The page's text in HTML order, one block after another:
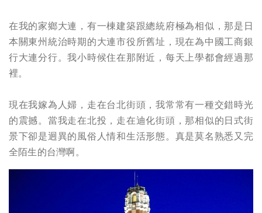
在我的家鄉大連，有一棟建築跟總統府極為相似，那是日
本關東州統治時期的大連市役所舊址，現在為中國工商銀
行大連分行。我小時候住在那附近，每天上學都會經過那
裡。
現在我嫁為人婦，走在台北街頭，我常常有一種交錯時光
的震撼。當我走在北投，走在迪化街頭，那相似的日式街
景下卻是迥異的風俗人情和生活形態。真是莫名熟悉又完
全陌生的台灣啊。